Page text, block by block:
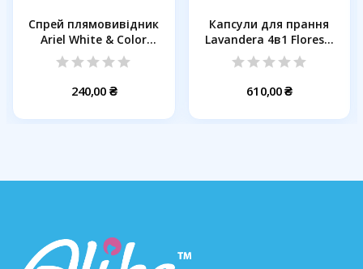
Спрей плямовивідник
Ariel White & Color
Gold,...
240,00 ₴
Капсули для прання
Lavandera 4в1 Flores...
610,00 ₴